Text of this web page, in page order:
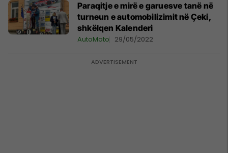
Paraqitje e mirë e garuesve tanë në
turneun e automobilizimit në Çeki,
shkëlqen Kalenderi
AutoMoto 29/05/2022